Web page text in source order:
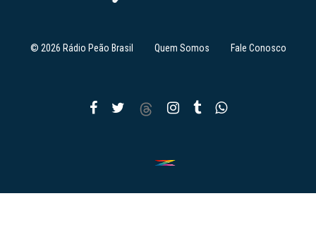
© 2026 Rádio Peão Brasil Quem Somos Fale Conosco